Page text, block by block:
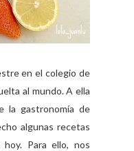
en el colegio de
al mundo. A ella
la gastronomía de
algunas recetas
Para ello, nos